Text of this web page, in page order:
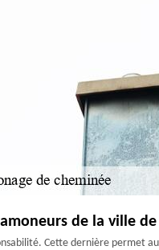
de la ville de
Cette dernière permet